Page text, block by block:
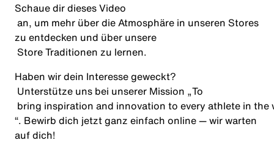
Schaue dir diesesVideo
an, um mehr über die Atmosphäre in unseren Stores
zu entdecken und über unsere
Store Traditionen zu lernen.
Haben wir dein Interesse geweckt?
Unterstütze uns bei unserer Mission „To
bring inspiration and innovation to every athlete in the
“. Bewirb dich jetztganz einfach online — wir warten
auf dich!